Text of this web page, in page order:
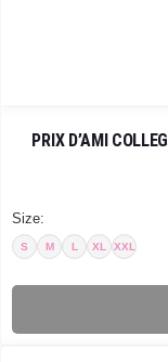
PRIX D’AMI
Size:
S M L XL XXL